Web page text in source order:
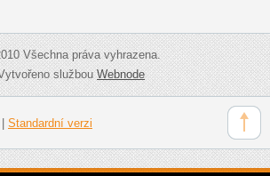
Všechna práva vyhrazena.
službouWebnode
Standardní verzi